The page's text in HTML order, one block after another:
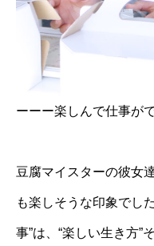
ーーー楽しんで仕事が
豆腐マイスターの彼女
も楽しそうな印象でし
事”は、“楽しい生き方”